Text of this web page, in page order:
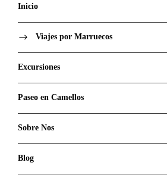
Inicio
Viajes por Marruecos
Excursiones
Paseo en Camellos
Sobre Nos
Blog